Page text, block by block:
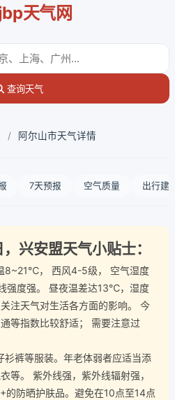
天气网
查询天气
/ 阿尔山市天气详情
7天预报 空气质量 出行建
兴安盟天气小贴士：
8~21℃， 西风4-5级， 空气湿度
强度强。 昼夜温差达13℃，湿度
注天气对生活各方面的影响。 今
等指数比较舒适； 需要注意过
裤等服装。年老体弱者应适当添
等。 紫外线强，紫外线辐射强，
的防晒护肤品。避免在10点至14点